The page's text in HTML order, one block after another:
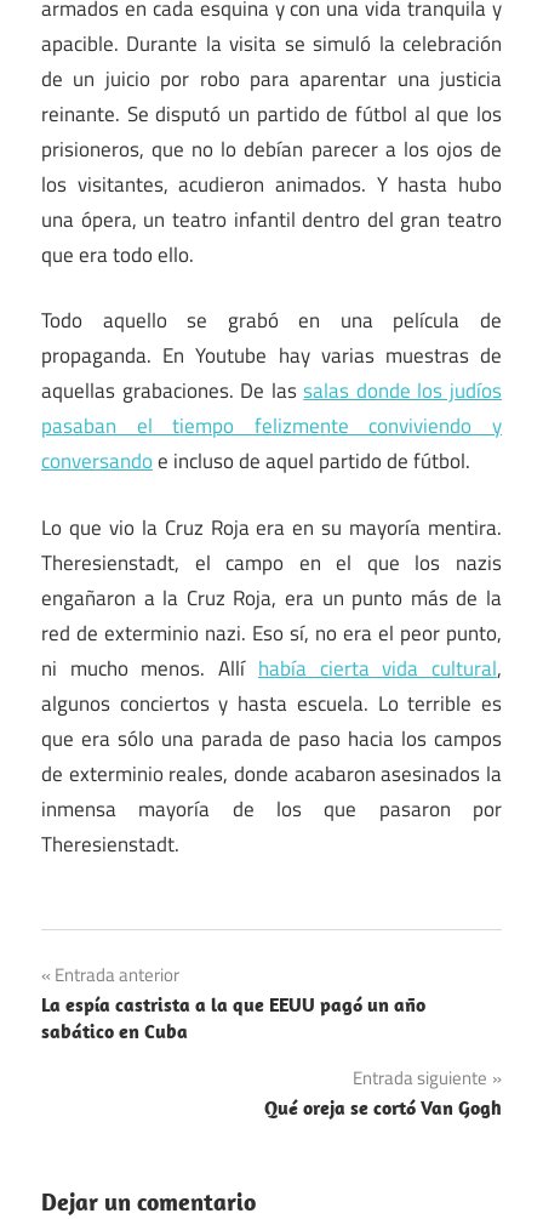
armados en cada esquina y con una vida tranquila y
apacible. Durante la visita se simuló la celebración
de un juicio por robo para aparentar una justicia
reinante. Se disputó un partido de fútbol al que los
prisioneros, que no lo debían parecer a los ojos de
los visitantes, acudieron animados. Y hasta hubo
una ópera, un teatro infantil dentro del gran teatro
que era todo ello.
Todo aquello se grabó en una película de
propaganda. En Youtube hay varias muestras de
aquellas grabaciones. De lassalas donde los judíos
pasaban el tiempo felizmente conviviendo y
conversandoe incluso de aquel partido de fútbol.
Lo que vio la Cruz Roja era en su mayoría mentira.
Theresienstadt, el campo en el que los nazis
engañaron a la Cruz Roja, era un punto más de la
red de exterminio nazi. Eso sí, no era el peor punto,
ni mucho menos. Allí había cierta vida cultural,
algunos conciertos y hasta escuela. Lo terrible es
que era sólo una parada de paso hacia los campos
de exterminio reales, donde acabaron asesinados la
inmensa mayoría de los que pasaron por
Theresienstadt.
Nazismo
Navegación
de
Entrada anterior
La espía castrista a la que EEUU pagó un año
sabático en Cuba
Entrada siguiente
Qué oreja se cortó Van Gogh
Dejar un comentario